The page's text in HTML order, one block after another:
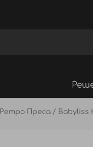
Ретро Преса / Babyliss